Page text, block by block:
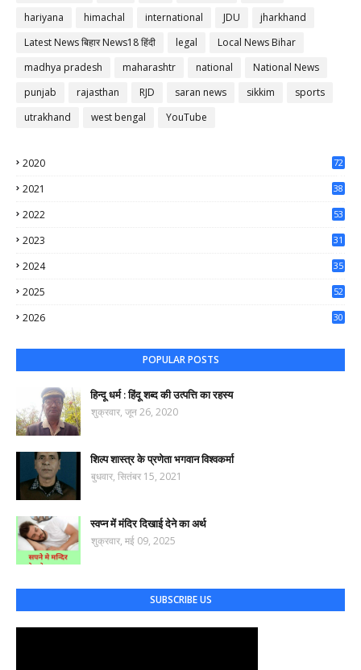
hariyana
himachal international JDU
jharkhand
Latest News बिहार News18 हिंदी
legal
Local News Bihar
madhya pradesh
maharashtr national
National News
punjab
rajasthan RJD saran news sikkim
sports
utrakhand
west bengal YouTube
2020
72
2021
38
2022
53
2023
31
2024
35
2025
52
2026
30
POPULAR POSTS
हिन्दू धर्म : हिंदू शब्द की उत्पत्ति का रहस्य
शुक्रवार, जून 26, 2020
शिल्प शास्त्र के प्रणेता भगवान विश्वकर्मा
बुधवार, सितंबर 15, 2021
स्वप्न में मंदिर दिखाई देने का अर्थ
शुक्रवार, मई 09, 2025
SUBSCRIBE US